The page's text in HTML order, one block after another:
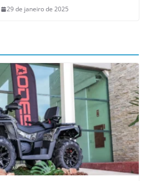
29 de janeiro de 2025